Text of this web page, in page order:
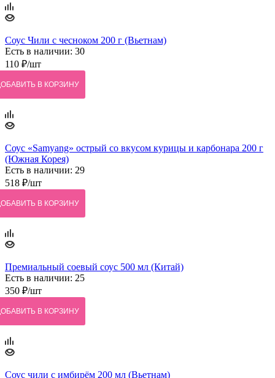
Соус Чили с чесноком 200 г (Вьетнам)
Есть в наличии: 30
110 ₽/шт
В КОРЗИНУ
Соус «Samyang» острый со вкусом курицы и карбонара 200 г
(Южная Корея)
Есть в наличии: 29
518 ₽/шт
В КОРЗИНУ
Премиальный соевый соус 500 мл (Китай)
Есть в наличии: 25
350 ₽/шт
В КОРЗИНУ
Соус чили с имбирём 200 мл (Вьетнам)